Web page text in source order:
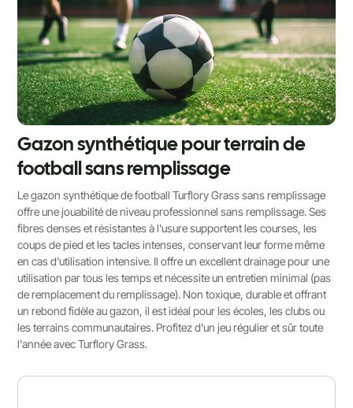
Gazon synthétique pour terrain de
football sans remplissage
Le gazon synthétique de football Turflory Grass sans remplissage
offre une jouabilité de niveau professionnel sans remplissage. Ses
fibres denses et résistantes à l'usure supportent les courses, les
coups de pied et les tacles intenses, conservant leur forme même
en cas d'utilisation intensive. Il offre un excellent drainage pour une
utilisation par tous les temps et nécessite un entretien minimal (pas
de remplacement du remplissage). Non toxique, durable et offrant
un rebond fidèle au gazon, il est idéal pour les écoles, les clubs ou
les terrains communautaires. Profitez d'un jeu régulier et sûr toute
l'année avec Turflory Grass.